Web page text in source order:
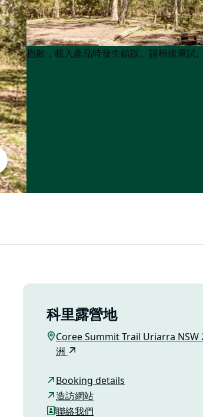
Product
List
Product
List
抱歉，載入產品時發生錯誤。請稍後重試。
科里露營地
Coree Summit Trail Uriarra NSW
洲
Booking details
造訪網站
聯絡我們